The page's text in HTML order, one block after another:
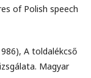
of Polish speech
A toldalékcső
Magyar